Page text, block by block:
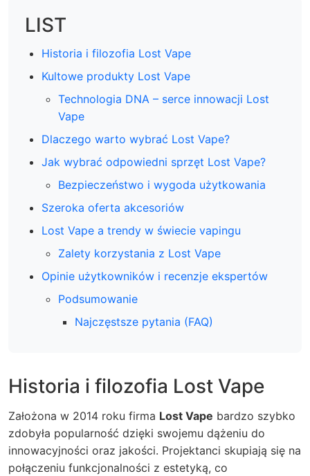
LIST
Historia i filozofia Lost Vape
Kultowe produkty Lost Vape
Technologia DNA – serce innowacji Lost
Vape
Dlaczego warto wybrać Lost Vape?
Jak wybrać odpowiedni sprzęt Lost Vape?
Bezpieczeństwo i wygoda użytkowania
Szeroka oferta akcesoriów
Lost Vape a trendy w świecie vapingu
Zalety korzystania z Lost Vape
Opinie użytkowników i recenzje ekspertów
Podsumowanie
Najczęstsze pytania (FAQ)
Historia i filozofia Lost Vape
Założona w 2014 roku firma Lost Vape bardzo szybko
zdobyła popularność dzięki swojemu dążeniu do
innowacyjności oraz jakości. Projektanci skupiają się na
połączeniu funkcjonalności z estetyką, co